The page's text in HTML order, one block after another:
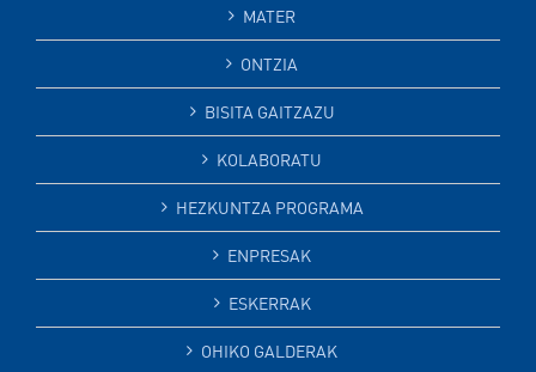
MATER
ONTZIA
BISITA GAITZAZU
KOLABORATU
HEZKUNTZA PROGRAMA
ENPRESAK
ESKERRAK
OHIKO GALDERAK